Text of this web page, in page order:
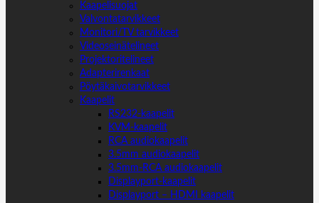
Kaapelisuojat
Valvontatarvikkeet
Monitori/TV tarvikkeet
Videoseinätelineet
Projektoritelineet
Adapterirenkaat
Pöytäkaivotarvikkeet
Kaapelit
RS232-kaapelit
KVM-kaapelit
RCA audiokaapelit
3.5mm audiokaapelit
3.5mm-RCA audiokaapelit
Displayport-kaapelit
Displayport – HDMI kaapelit